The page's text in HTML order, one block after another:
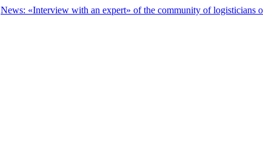
News: «Interview with an expert» of the community of logisticians